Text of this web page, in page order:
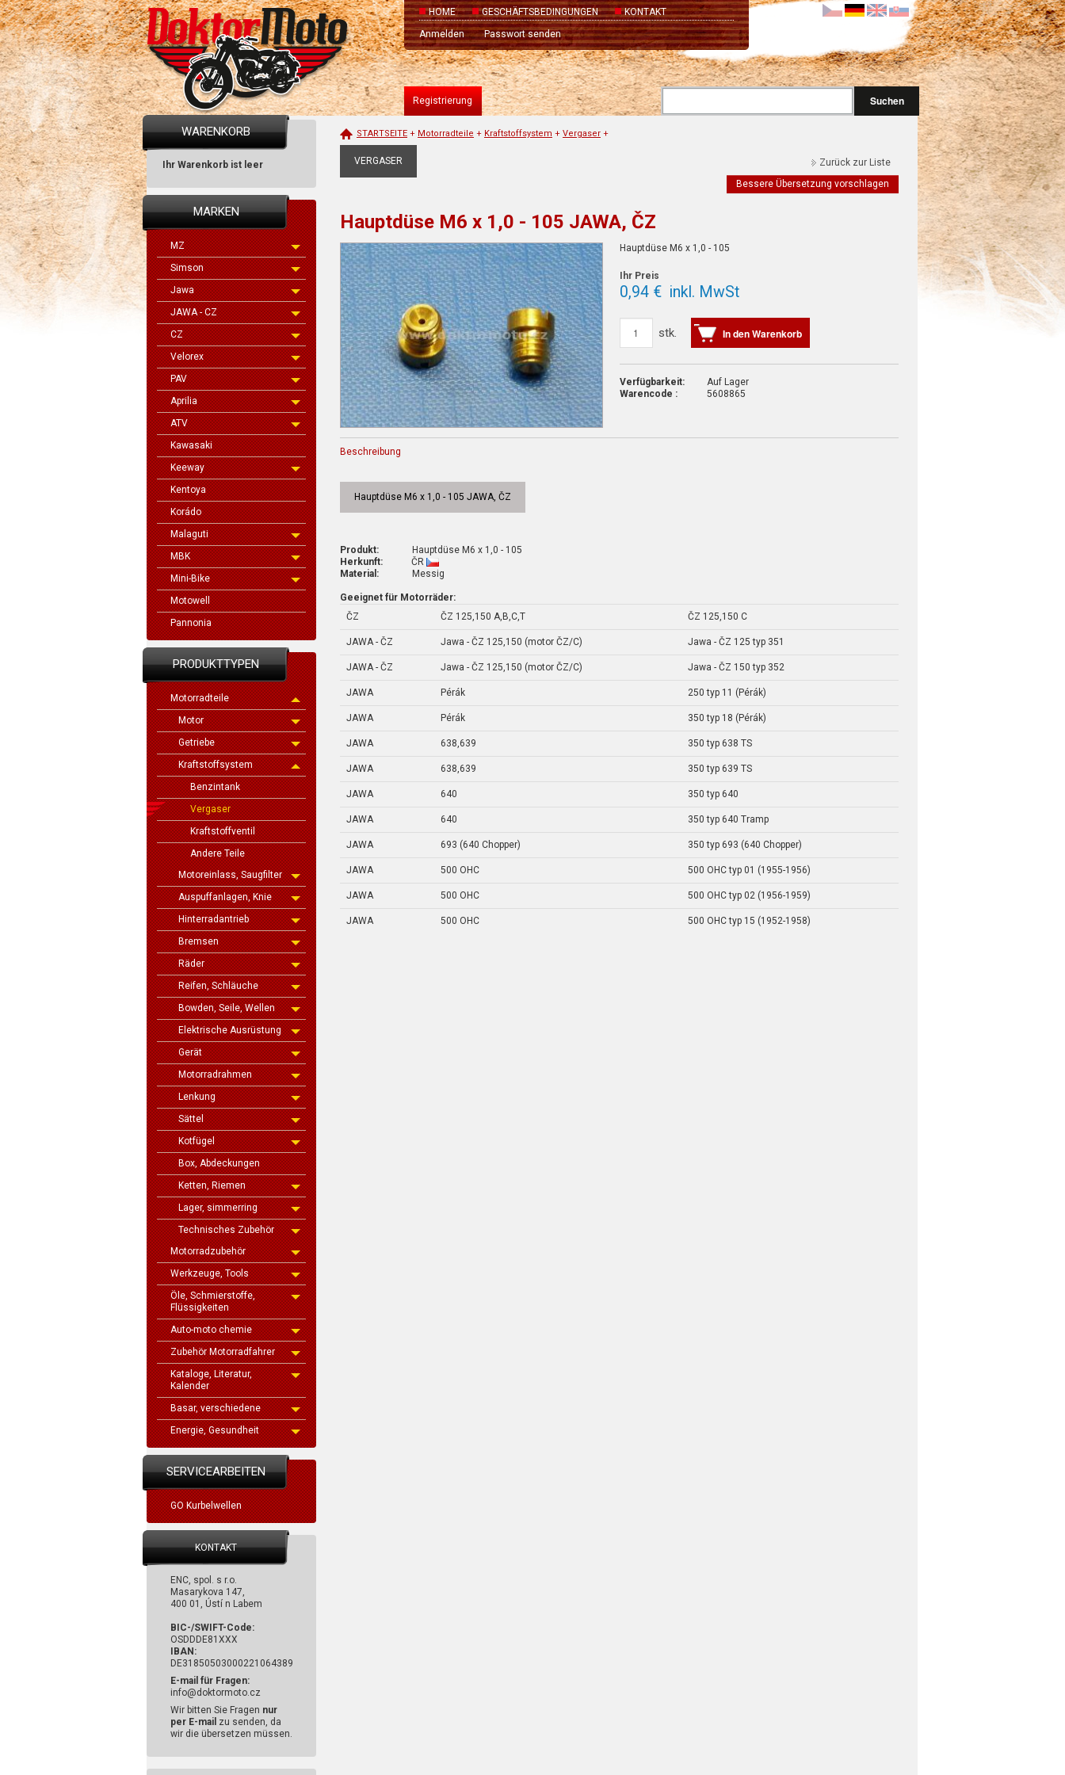
HOME GESCHÄFTSBEDINGUNGEN
KONTAKT
Anmelden
Passwort senden
Suchen
Registrierung
WARENKORB
Ihr Warenkorb ist leer
MARKEN
MZ
Simson
Jawa
JAWA - CZ
CZ
Velorex
PAV
Aprilia
ATV
Kawasaki
Keeway
Kentoya
Korádo
Malaguti
MBK
Mini-Bike
Motowell
Pannonia
PRODUKTTYPEN
Motorradteile
Motor
Getriebe
Kraftstoffsystem
Benzintank
Vergaser
Kraftstoffventil
Andere Teile
Motoreinlass, Saugfilter
Auspuffanlagen, Knie
Hinterradantrieb
Bremsen
Räder
Reifen, Schläuche
Bowden, Seile, Wellen
Elektrische Ausrüstung
Gerät
Motorradrahmen
Lenkung
Sättel
Kotfügel
Box, Abdeckungen
Ketten, Riemen
Lager, simmerring
Technisches Zubehör
Motorradzubehör
Werkzeuge, Tools
Öle, Schmierstoffe,
Flüssigkeiten
Auto-moto chemie
Zubehör Motorradfahrer
Kataloge, Literatur,
Kalender
Basar, verschiedene
Energie, Gesundheit
SERVICEARBEITEN
GO Kurbelwellen
KONTAKT
ENC, spol. s r.o.
Masarykova 147,
400 01, Ústí n Labem
BIC-/SWIFT-Code:
OSDDDE81XXX
IBAN:
DE31850503000221064389
E-mail für Fragen:
info@doktormoto.cz
Wir bitten Sie Fragen nur
per E-mail zu senden, da
wir die übersetzen müssen.
Bessere Übersetzung vorschlagen
STARTSEITE + Motorradteile + Kraftstoffsystem + Vergaser +
Zurück zur Liste
VERGASER
Hauptdüse M6 x 1,0 - 105 JAWA, ČZ
Hauptdüse M6 x 1,0 - 105
Ihr Preis
0,94 € inkl. MwSt
stk. In den Warenkorb
Verfügbarkeit:
Auf Lager
Warencode :
5608865
Beschreibung
Hauptdüse M6 x 1,0 - 105 JAWA, ČZ
Produkt: Hauptdüse M6 x 1,0 - 105
Herkunft: ČR
Material: Messig
Geeignet für Motorräder:
ČZ
ČZ 125,150 A,B,C,T ČZ 125,150 C
JAWA - ČZ Jawa - ČZ 125,150 (motor ČZ/C) Jawa - ČZ 125 typ 351
JAWA - ČZ Jawa - ČZ 125,150 (motor ČZ/C) Jawa - ČZ 150 typ 352
JAWA Pérák 250 typ 11 (Pérák)
JAWA Pérák 350 typ 18 (Pérák)
JAWA 638,639 350 typ 638 TS
JAWA 638,639 350 typ 639 TS
JAWA 640 350 typ 640
JAWA 640 350 typ 640 Tramp
JAWA 693 (640 Chopper) 350 typ 693 (640 Chopper)
JAWA 500 OHC 500 OHC typ 01 (1955-1956)
JAWA 500 OHC 500 OHC typ 02 (1956-1959)
JAWA 500 OHC 500 OHC typ 15 (1952-1958)